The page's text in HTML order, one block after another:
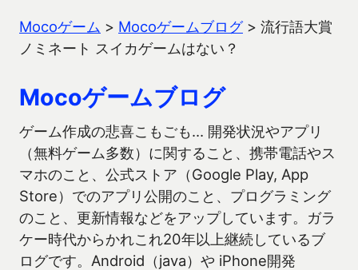
Mocoゲーム > Mocoゲームブログ> 流行語大賞
ノミネート スイカゲームはない？
Mocoゲームブログ
ゲーム作成の悲喜こもごも… 開発状況やアプリ
（無料ゲーム多数）に関すること、携帯電話やス
マホのこと、公式ストア（Google Play, App
Store）でのアプリ公開のこと、プログラミング
のこと、更新情報などをアップしています。ガラ
ケー時代からかれこれ20年以上継続しているブ
ログです。Android（java）や iPhone開発